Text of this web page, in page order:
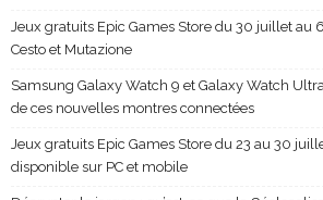
Jeux gratuits Epic Games Store du 30 juillet au
Cesto et Mutazione
Samsung Galaxy Watch 9 et Galaxy Watch
de ces nouvelles montres connectées
Jeux gratuits Epic Games Store du 23 au 30
disponible sur PC et mobile